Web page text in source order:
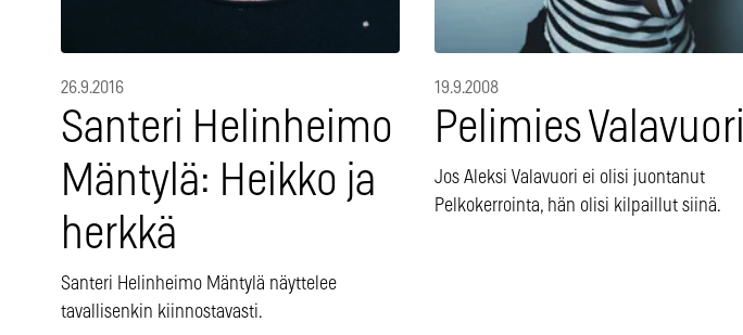
26.9.2016
Santeri Helinheimo
Mäntylä: Heikko ja
herkkä
Santeri Helinheimo Mäntylä näyttelee
tavallisenkin kiinnostavasti.
19.9.2008
Pelimies Valavuori
Jos Aleksi Valavuori ei olisi juontanut
Pelkokerrointa, hän olisi kilpaillut siinä.